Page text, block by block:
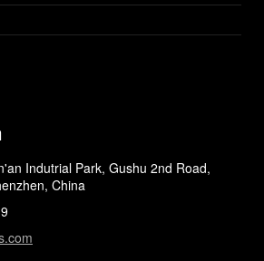
Indutrial Park, Gushu 2nd Road,
China